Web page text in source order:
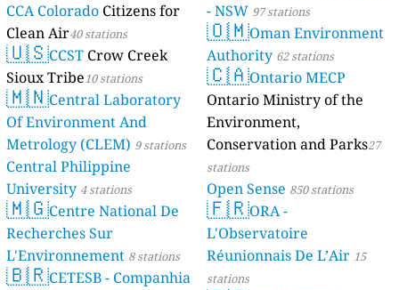
CCA Colorado Citizens for
Clean Air40 stations
🇺🇸CCST Crow Creek
Sioux Tribe10 stations
🇲🇳Central Laboratory
Of Environment And
Metrology (CLEM) 9 stations
Central Philippine
University 4 stations
🇲🇬Centre National De
Recherches Sur
L'Environnement 8 stations
🇧🇷CETESB - Companhia
- NSW 97 stations
🇴🇲Oman Environment
Authority 62 stations
🇨🇦Ontario MECP
Ontario Ministry of the
Environment,
Conservation and Parks27
stations
Open Sense 850 stations
🇫🇷ORA -
L'Observatoire
Réunionnais De L’Air 15
stations